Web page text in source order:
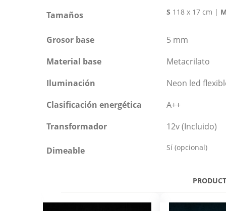
Tamaños S 118 x 17 cm | M
Grosor base
5 mm
Material base
Metacrilato
Iluminación
Neon led
Clasificación energética
A++
Transformador
12v (Incluido)
Dimeable Sí (opcional)